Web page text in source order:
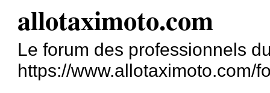
allotaximoto.com
Le forum des professionnels
https://www.allotaximoto.com/